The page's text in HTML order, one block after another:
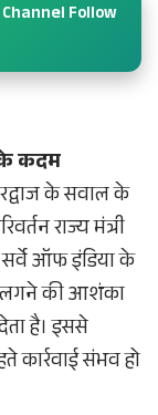
Follow
के कदम
के सवाल के
राज्य मंत्री
सर्वे ऑफ इंडिया के
लगने की आशंका
है। इससे
संभव हो